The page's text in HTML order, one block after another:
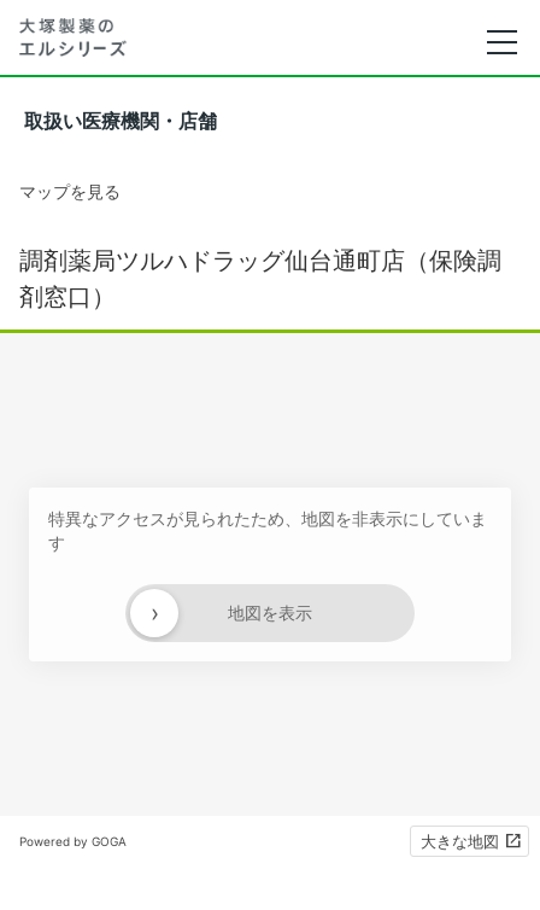
取扱い医療機関・店舗
マップを見る
調剤薬局ツルハドラッグ仙台通町店（保険調
剤窓口）
特異なアクセスが見られたため、地図を非表示にしていま
す
地図を表示
›
Powered by GOGA 大きな地図